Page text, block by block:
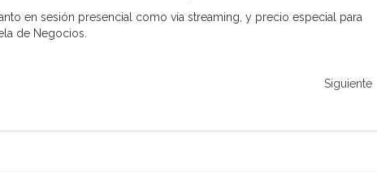
en sesión presencial como vía streaming, y precio especial para
de Negocios.
Siguiente